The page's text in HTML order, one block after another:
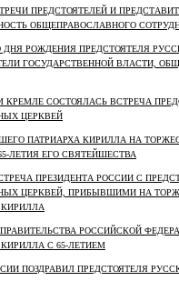
ПРЕДСТОЯТЕЛЕЙ И
ОБЩЕПРАВОСЛАВНОГО
ДНЯ РОЖДЕНИЯ ПРЕДСТОЯТЕЛЯ
ГОСУДАРСТВЕННОЙ ВЛАСТИ,
КРЕМЛЕ СОСТОЯЛАСЬ ВСТРЕЧА
ЦЕРКВЕЙ
ПАТРИАРХА КИРИЛЛА НА
ЛЕТИЯ ЕГО СВЯТЕЙШЕСТВА
ПРЕЗИДЕНТА РОССИИ С
ЦЕРКВЕЙ, ПРИБЫВШИМИ НА
ПРАВИТЕЛЬСТВА РОССИЙСКОЙ
С 65-ЛЕТИЕМ
ПОЗДРАВИЛ ПРЕДСТОЯТЕЛЯ